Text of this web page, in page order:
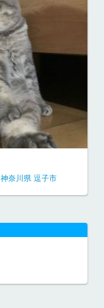
神奈川県 逗子市